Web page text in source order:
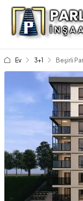
Ev 3+1 Beşirli